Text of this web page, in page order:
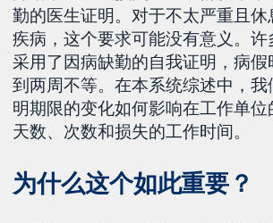
勤的医生证明。对于不太严重且
疾病，这个要求可能没有意义。
采用了因病缺勤的自我证明，病
到两周不等。在本系统综述中，
明期限的变化如何影响在工作单
天数、次数和损失的工作时间。
为什么这个如此重要？